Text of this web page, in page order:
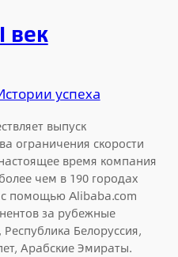
век
успеха
выпуск
ограничения скорости
время компания
чем в 190 городах
помощью Alibaba.com
за рубежные
Республика Белоруссия,
Арабские Эмираты.